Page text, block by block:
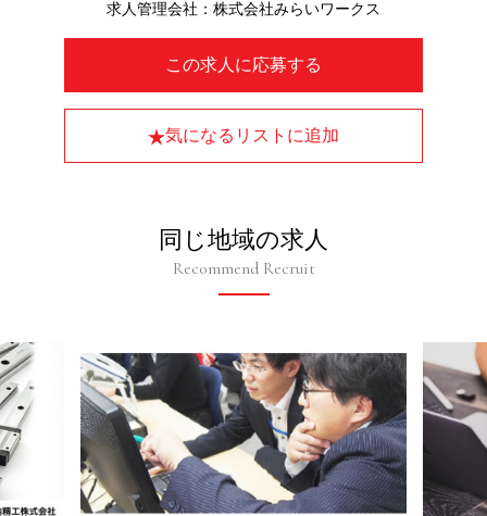
この求人に応募する
気になるリストに追加
求人管理会社：株式会社みらいワークス
同じ地域の求人
Recommend Recruit